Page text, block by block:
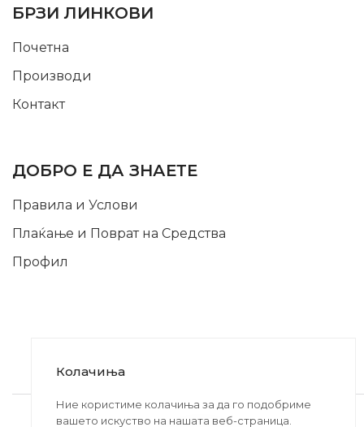
БРЗИ ЛИНКОВИ
Почетна
Производи
Контакт
ДОБРО Е ДА ЗНАЕТЕ
Правила и Услови
Плаќање и Поврат на Средства
Профил
2020-2024 © MB DISKONT. Изработено од
Колачиња
Ние користиме колачиња за да го подобриме
вашето искуство на нашата веб-страница.